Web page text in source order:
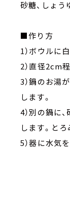
砂糖、しょう
■作り方
1）ボウルに
2）直径2cm
3）鍋のお湯
します。
4）別の鍋に
します。と
5）器に水気